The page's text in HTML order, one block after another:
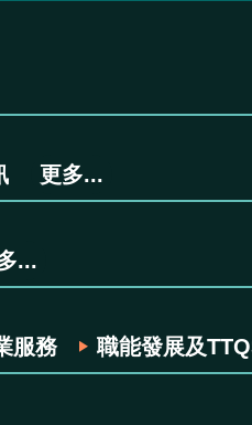
更多...
...
服務 職能發展及